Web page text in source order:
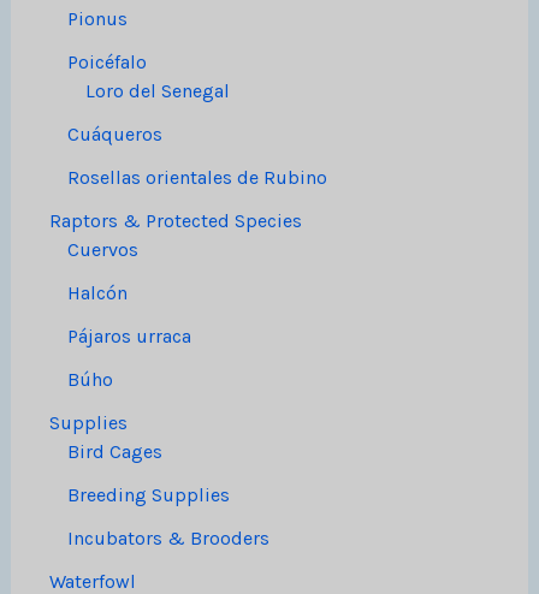
Pionus
Poicéfalo
Loro del Senegal
Cuáqueros
Rosellas orientales de Rubino
Raptors & Protected Species
Cuervos
Halcón
Pájaros urraca
Búho
Supplies
Bird Cages
Breeding Supplies
Incubators & Brooders
Waterfowl